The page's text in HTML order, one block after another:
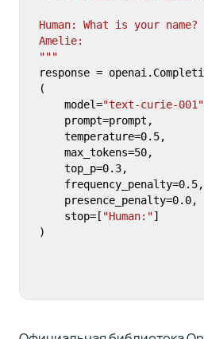
Human: What is your name?
Amelie:
"""
response =
(
    model=
"text-curie-001"
    temperature=
0.5,
    max_tokens=
50
    top_p=
0.3,
    frequency_penalty=
0.5,
    presence_penalty=
0.0,
    stop=[
"Human:"]
)